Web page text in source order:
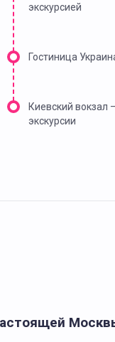
экскурсией
Гостиница
Киевский вокзал
экскурсии